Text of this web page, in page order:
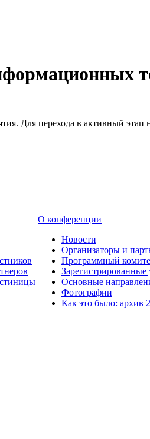
Для перехода в активный этап
О конференции
Новости
Организаторы и
Программный
Зарегистрированные
Основные
Фотографии
Как это было: архив